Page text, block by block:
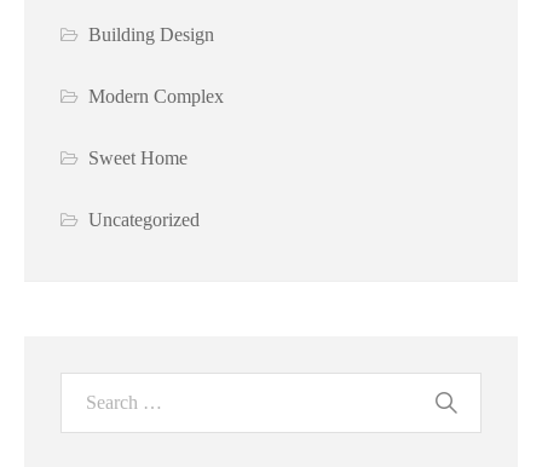
Building Design
Modern Complex
Sweet Home
Uncategorized